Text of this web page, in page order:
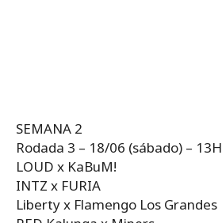
SEMANA 2
Rodada 3 – 18/06 (sábado) – 13H
LOUD x KaBuM!
INTZ x FURIA
Liberty x Flamengo Los Grandes